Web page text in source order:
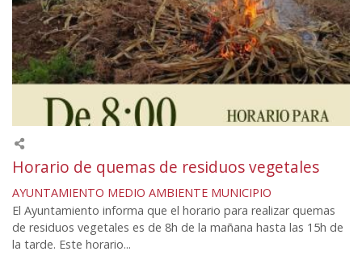
Horario de quemas de residuos vegetales
AYUNTAMIENTO MEDIO AMBIENTE MUNICIPIO
El Ayuntamiento informa que el horario para realizar quemas
de residuos vegetales es de 8h de la mañana hasta las 15h de
la tarde. Este horario...